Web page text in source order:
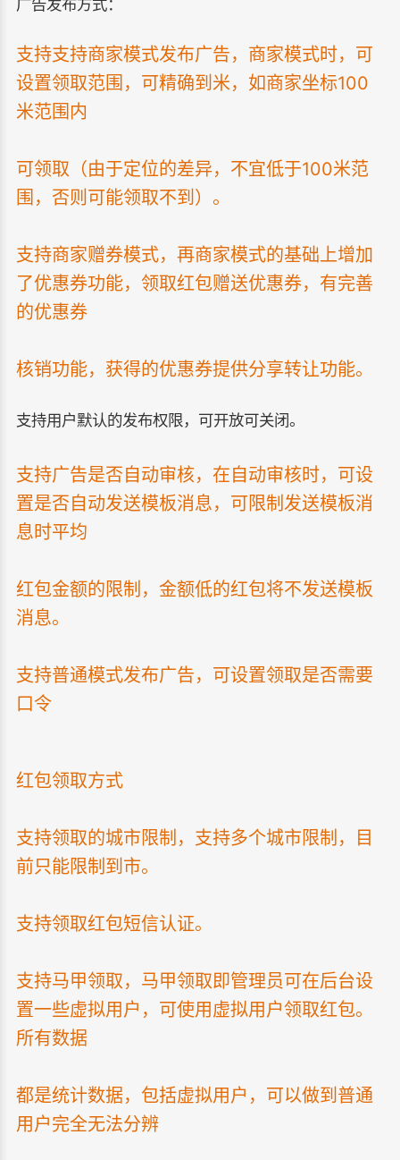
广告发布方式：
支持支持商家模式发布广告，商家模式时，可
设置领取范围，可精确到米，如商家坐标100
米范围内
可领取（由于定位的差异，不宜低于100米范
围，否则可能领取不到）。
支持商家赠券模式，再商家模式的基础上增加
了优惠券功能，领取红包赠送优惠券，有完善
的优惠券
核销功能，获得的优惠券提供分享转让功能。
支持用户默认的发布权限，可开放可关闭。
支持广告是否自动审核，在自动审核时，可设
置是否自动发送模板消息，可限制发送模板消
息时平均
红包金额的限制，金额低的红包将不发送模板
消息。
支持普通模式发布广告，可设置领取是否需要
口令
红包领取方式
支持领取的城市限制，支持多个城市限制，目
前只能限制到市。
支持领取红包短信认证。
支持马甲领取，马甲领取即管理员可在后台设
置一些虚拟用户，可使用虚拟用户领取红包。
所有数据
都是统计数据，包括虚拟用户，可以做到普通
用户完全无法分辨